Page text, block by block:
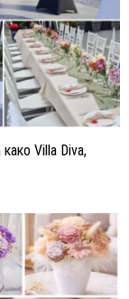
Villa Diva,